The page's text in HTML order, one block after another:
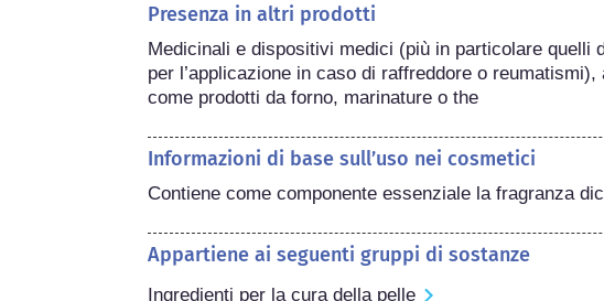
Presenza in altri prodotti
Medicinali e dispositivi medici (più in particolare quelli
per l’applicazione in caso di raffreddore o
come prodotti da forno, marinature o the
Informazioni di base sull’uso nei cosmetici
Contiene come componente essenziale la fragranza
Appartiene ai seguenti gruppi di sostanze
Ingredienti per la cura della pelle